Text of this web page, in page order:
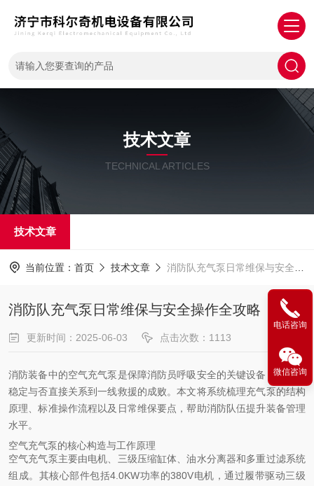
技术文章
TECHNICAL ARTICLES
技术文章
当前位置： 首页 技术文章 消防队充气泵日常维保与安全操作全攻略
消防队充气泵日常维保与安全操作全攻略
更新时间：2025-06-03 点击次数：1113
消防装备中的空气充气泵是保障消防员呼吸安全的关键设备，其性能
稳定与否直接关系到一线救援的成败。本文将系统梳理充气泵的结构
原理、标准操作流程以及日常维保要点，帮助消防队伍提升装备管理
水平。
空气充气泵的核心构造与工作原理
空气充气泵主要由电机、三级压缩缸体、油水分离器和多重过滤系统
组成。其核心部件包括4.0KW功率的380V电机，通过履带驱动三级
电话咨询
微信咨询